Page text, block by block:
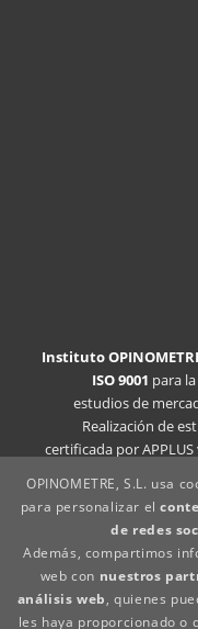
Instituto
ISO 9001 para
estudios de
Realización de
certificada por
OPINOMETRE, S.L. usa
para personalizar el
de redes
Además, compartimos
web con nuestros
análisis web, quienes
les haya proporcionado o